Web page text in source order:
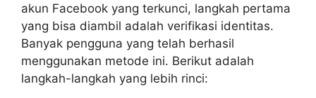
akun Facebook yang terkunci, langkah pertama
yang bisa diambil adalah verifikasi identitas.
Banyak pengguna yang telah berhasil
menggunakan metode ini. Berikut adalah
langkah-langkah yang lebih rinci: